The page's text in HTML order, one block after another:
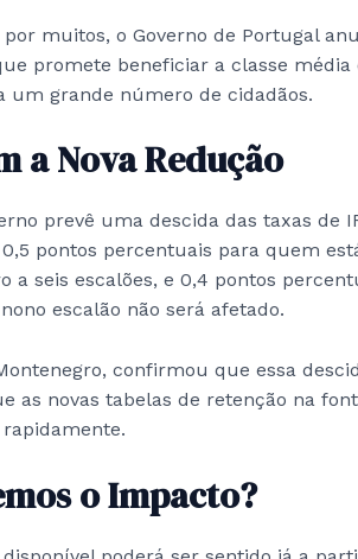
muitos, o Governo de Portugal
promete beneficiar a classe
um grande número de cidadãos.
a Nova Redução
prevê uma descida das taxas de
pontos percentuais para quem
a seis escalões, e 0,4 pontos
escalão não será afetado.
confirmou que essa
as novas tabelas de retenção na
o Impacto?